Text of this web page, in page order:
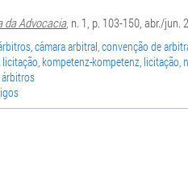
da Advocacia, n. 1, p. 103-150, abr./jun.
,câmara arbitral,convenção de
, kompetenz-kompetenz, licitação,